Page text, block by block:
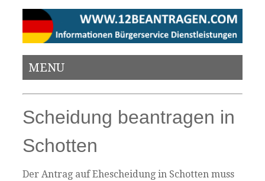
MENU
Scheidung beantragen in
Schotten
Der Antrag auf Ehescheidung in Schotten muss